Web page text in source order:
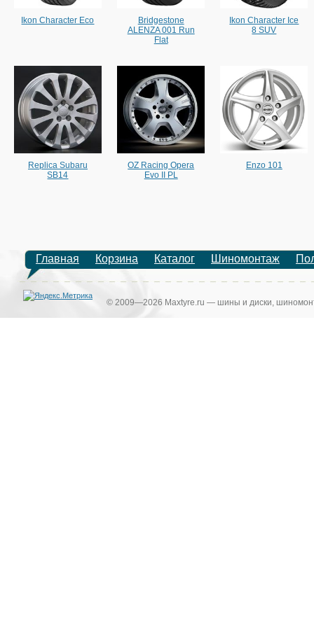
Ikon Character Eco
Bridgestone
ALENZA 001 Run
Flat
Ikon Character Ice
8 SUV
Replica Subaru
SB14
OZ Racing Opera
Evo II PL
Enzo 101
Главная Корзина Каталог Шиномонтаж
© 2009—2026 Maxtyre.ru — шины и диски,